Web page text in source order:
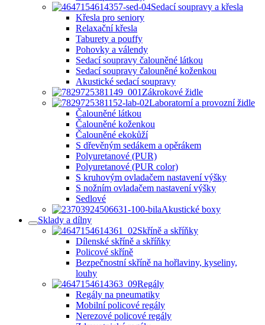
Sedací soupravy a křesla
Křesla pro seniory
Relaxační křesla
Taburety a pouffy
Pohovky a válendy
Sedací soupravy čalouněné látkou
Sedací soupravy čalouněné koženkou
Akustické sedací soupravy
Zákrokové židle
Laboratorní a provozní židle
Čalouněné látkou
Čalouněné koženkou
Čalouněné ekokůží
S dřevěným sedákem a opěrákem
Polyuretanové (PUR)
Polyuretanové (PUR color)
S kruhovým ovladačem nastavení výšky
S nožním ovladačem nastavení výšky
Sedlové
Akustické boxy
Sklady a dílny
Skříně a skříňky
Dílenské skříně a skříňky
Policové skříně
Bezpečnostní skříně na hořlaviny, kyseliny,
louhy
Regály
Regály na pneumatiky
Mobilní policové regály
Nerezové policové regály